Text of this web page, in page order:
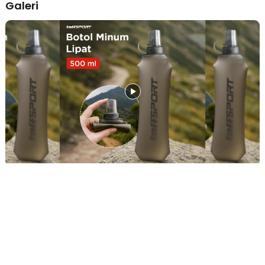
khawatir tas atau saku menjadi penuh sesak. Berkat materialnya
yang sangat fleksibel, botol minum lipat soft flask ini dapat dilipat
hingga ukuran minimalis saat kosong, sehingga Anda bisa
menyelipkannya dengan mudah ke dalam saku jaket, rompi lari
(running vest), atau kantong sepeda. Kepraktisan ini memungkinkan
Anda bergerak lebih bebas dan cepat tanpa hambatan dimensi
botol kaku yang seringkali membatasi ruang gerak.
Hidrasi Instan dengan Teknologi Katup Gigit
Nikmati kemudahan minum langsung tanpa harus berhenti atau
repot membuka tutup botol di tengah aktivitas yang intens. Fitur
katup gigit (bite valve) yang inovatif memungkinkan Anda untuk
menghisap air dengan mudah hanya dengan sedikit tekanan gigi
pada ujung botol. Teknologi ini memastikan aliran air keluar dengan
lancar saat Anda butuhkan dan akan langsung menutup rapat secara
Galeri